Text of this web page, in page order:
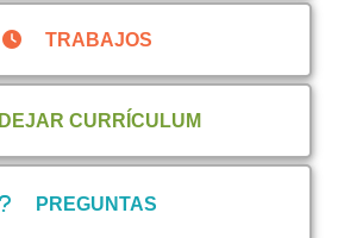
TRABAJOS
DEJAR CURRÍCULUM
PREGUNTAS